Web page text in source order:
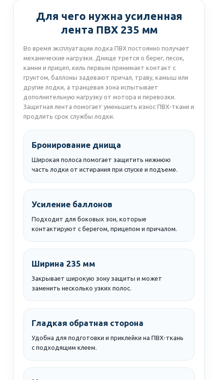
Для чего нужна усиленная
лента ПВХ 235 мм
Во время эксплуатации лодка ПВХ постоянно получает
механические нагрузки. Днище трется о берег, песок,
камни и прицеп, киль первым принимает контакт с
грунтом, баллоны задевают причал, траву, камыш или
другие лодки, а транцевая зона испытывает
дополнительную нагрузку от мотора и перевозки.
Защитная лента помогает уменьшить износ ПВХ-ткани и
продлить срок службы лодки.
Бронирование днища
Широкая полоса помогает защитить нижнюю
часть лодки от истирания при спуске и подъеме.
Усиление баллонов
Подходит для боковых зон, которые
контактируют с берегом, прицепом и причалом.
Ширина 235 мм
Закрывает широкую зону защиты и может
заменить несколько узких полос.
Гладкая обратная сторона
Удобна для подготовки и приклейки на ПВХ-ткань
с подходящим клеем.